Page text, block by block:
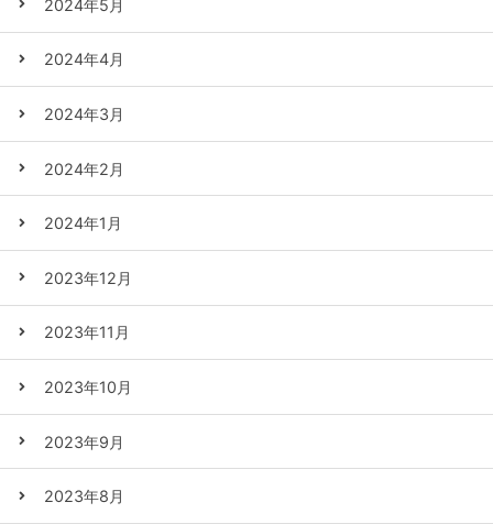
2024年5月
2024年4月
2024年3月
2024年2月
2024年1月
2023年12月
2023年11月
2023年10月
2023年9月
2023年8月